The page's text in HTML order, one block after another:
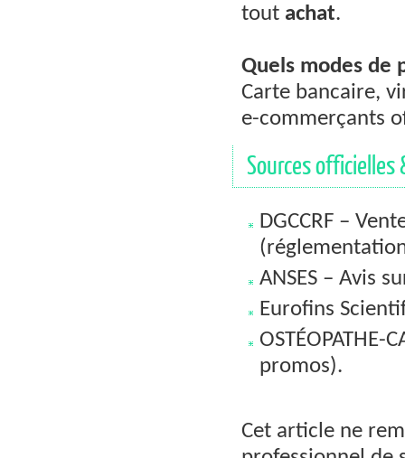
tout achat.
Quels modes de
Carte bancaire,
e-commerçants
Sources officielles
DGCCRF –
ANSES – Avis
Eurofins
promos).
Cet article ne